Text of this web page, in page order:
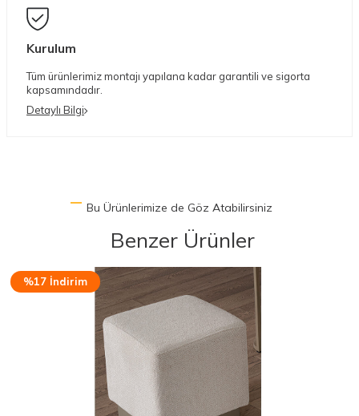
Kurulum
Tüm ürünlerimiz montajı yapılana kadar garantili ve sigorta
kapsamındadır.
Detaylı Bilgi
Bu Ürünlerimize de Göz Atabilirsiniz
Benzer Ürünler
%18 İndirim